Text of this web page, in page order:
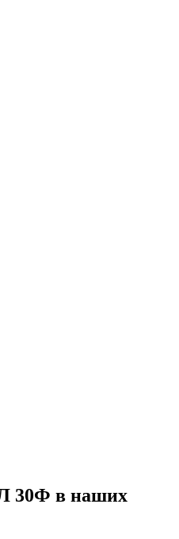
30Ф в наших